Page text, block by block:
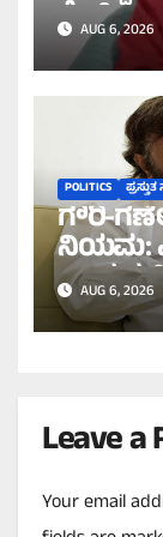
AUG 6, 2026
POLITICS ಪ್ರಸ್ತುತ
ಗೌರಿ-
ನಿಯಮ:
ಎಂದ
AUG 6, 2026
Leave a
Your email